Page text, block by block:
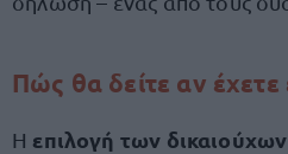
Πώς θα δείτε αν έχετε
Η επιλογή των δικαιούχων